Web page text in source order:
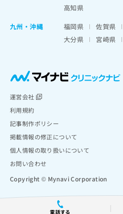
電話する
高知県
九州・沖縄
福岡県 佐賀県
大分県
宮崎県
運営会社
利用規約
記事制作ポリシー
掲載情報の修正について
個人情報の取り扱いについて
お問い合わせ
Copyright © Mynavi Corporation